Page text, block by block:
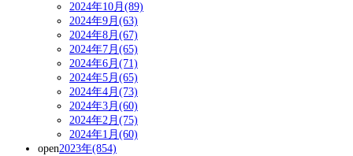
2024年10月(89)
2024年9月(63)
2024年8月(67)
2024年7月(65)
2024年6月(71)
2024年5月(65)
2024年4月(73)
2024年3月(60)
2024年2月(75)
2024年1月(60)
open2023年(854)